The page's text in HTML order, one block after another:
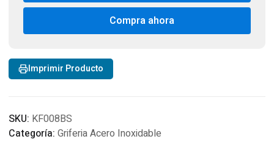
cantidad
Compra ahora
Imprimir Producto
SKU: KF008BS
Categoría: Griferia Acero Inoxidable